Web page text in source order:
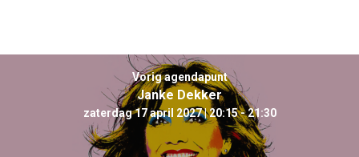
Vorig agendapunt
Janke Dekker
zaterdag 17 april 2027 | 20:15 - 21:30